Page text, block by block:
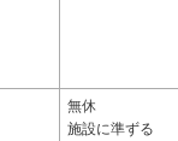
無休
施設に準ずる